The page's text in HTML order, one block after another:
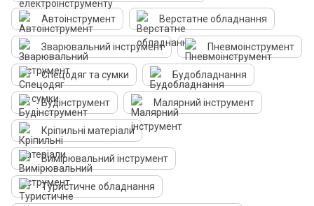
Автоінструмент Верстатне обладнання
Зварювальний інструмент Пневмоінструмент
Спецодяг та сумки Будобладнання
Будінструмент Малярний інструмент
Кріпильні матеріали
Вимірювальний інструмент
Туристичне обладнання